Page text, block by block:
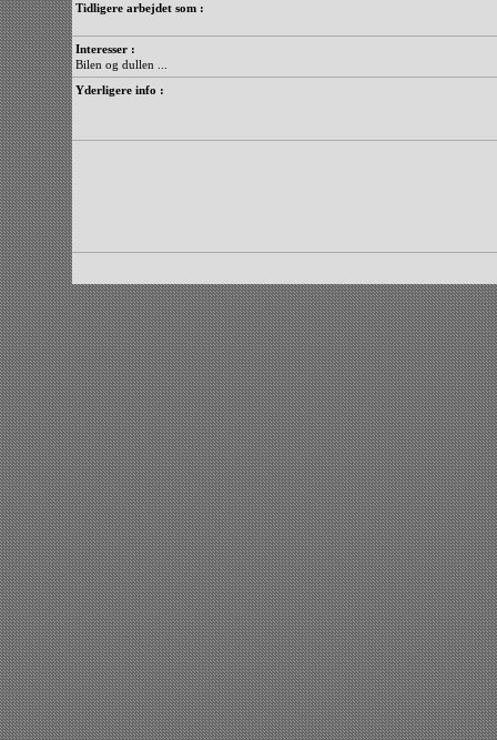
Tidligere arbejdet som :
Interesser :
Bilen og dullen ...
Yderligere info :